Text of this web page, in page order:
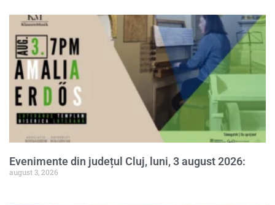
Evenimente din județul Cluj, luni, 3 august 2026:
august 3, 2026